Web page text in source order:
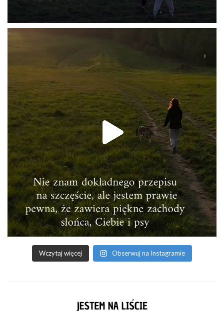
Wczytaj więcej Obserwuj na Instagramie